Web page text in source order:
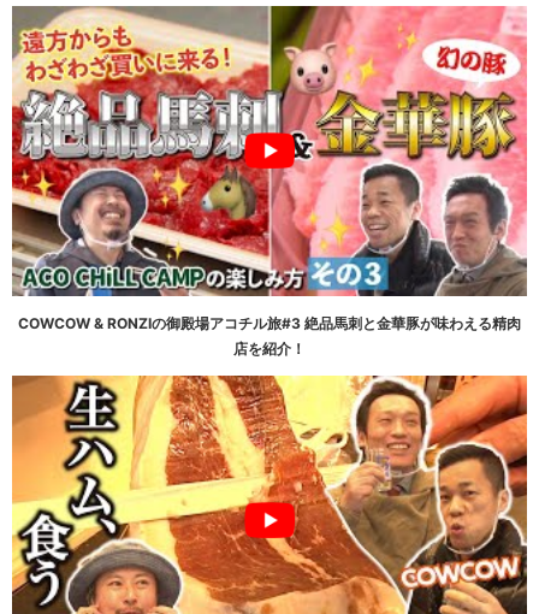
COWCOW & RONZIの御殿場アコチル旅#3 絶品馬刺と金華豚が味わえる精肉
店を紹介！